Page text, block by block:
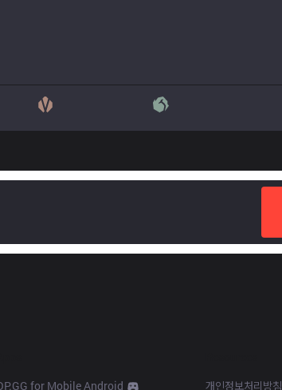
for Mobile Android
개인정보처리방침